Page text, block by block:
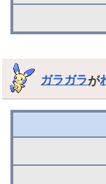
ガラガラが